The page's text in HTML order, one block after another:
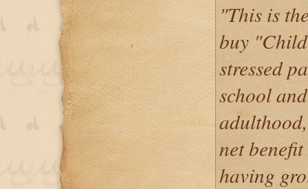
"This is
buy
stressed
school
net
having